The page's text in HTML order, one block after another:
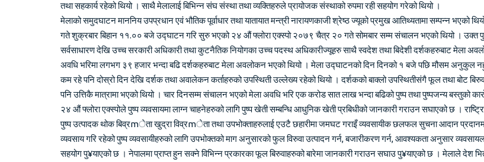
तथा सहकार्य रहेको थियो । साथै मेलालाई बिभिन्न संघ संस्था तथा व्यक्तिहरुले प्रायोजक संस्थाको रुपमा रही सहयोग गरेको थियो ।
मेलाको समुदघाटन माननिय उपप्रधान एवं भौतिक पूर्वाधार तथा यातायात मन्त्री नारायणकाजी श्रेष्ठ ज्यूको प्रमुख आतिथ्यतामा सम्पन्न भएको
गते शुक्रबार बिहान ११.०० बजे उद्घाटन गरि सुरु भएको २४ औं फ्लोरा एक्स्पो २०७९ चैत्र २० गते सोमबार सम्म संचालन भएको थियो । उक्त
सर्वसाधारण देखि उच्च सरकारी अधिकारी तथा कुटनैतिक नियोगका उच्च पदस्थ अधिकारीज्यूहरु साथै स्वदेश तथा बिदेशी दर्शकहरुबाट मेला
अवधि भरिमा लगभग ३९ हजार भन्दा बढि दर्शकहरुबाट मेला अवलोकन भएको थियो । मेला उद्घाटनको दिन दिनको १ बजे पछि मौसम अनुकुल
कम रहे पनि दोस्रो दिन देखि दर्शक तथा अवालेकन कर्ताहरुको उपस्थिती उल्लेख्य रहेको थियो । दर्शकको बाक्लो उपस्थितीसंगै फूल तथा बोट
पनि उत्तिकै मात्रामा भएको थियो । चार दिनसम्म संचालन भएको मेला अवधि भरि एक करोड सात लाख भन्दा बढिको पुष्प तथा पुष्पजन्य बस्तुको
२४ औं फ्लोरा एक्स्पोले पुष्प व्यवसायमा लाग्न चाहनेहरुको लागि पुष्प खेती सम्बन्धि आधुनिक खेती प्रबिधीको जानकारी गराउन सघाएको छ ।
पुष्प उत्पादक थोक बिव्रmेता खुद्रा विव्रmेता तथा उपभोक्ताहरुलाई एउटै छहारीमा जमघट गराइँ व्यवसायीक छलफल सुचना आदान
व्यवसाय गरि रहेको पुष्प व्यवसायीहरुको लागि उपभोक्तको माग अनुसारको फुल विरुवा उत्पादन गर्न, बजारीकरण गर्न, आवश्यकता अनुसार
सहयोग पु¥याएको छ । नेपालमा प्राप्त हुन सक्ने विभिन्न प्रकारका फूल बिरुवाहरुको बारेमा जानकारी गराउन सघाउ पु¥याएको छ । मेलाले देश